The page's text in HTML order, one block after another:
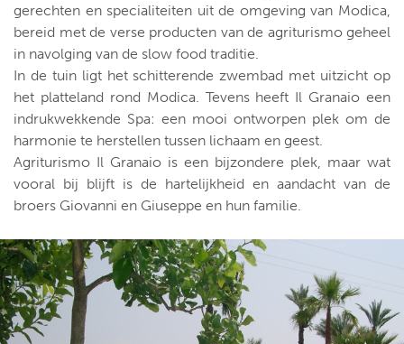
gerechten en specialiteiten uit de omgeving van Modica,
bereid met de verse producten van de agriturismo geheel
in navolging van de slow food traditie.
In de tuin ligt het schitterende zwembad met uitzicht op
het platteland rond Modica. Tevens heeft Il Granaio een
indrukwekkende Spa: een mooi ontworpen plek om de
harmonie te herstellen tussen lichaam en geest.
Agriturismo Il Granaio is een bijzondere plek, maar wat
vooral bij blijft is de hartelijkheid en aandacht van de
broers Giovanni en Giuseppe en hun familie.